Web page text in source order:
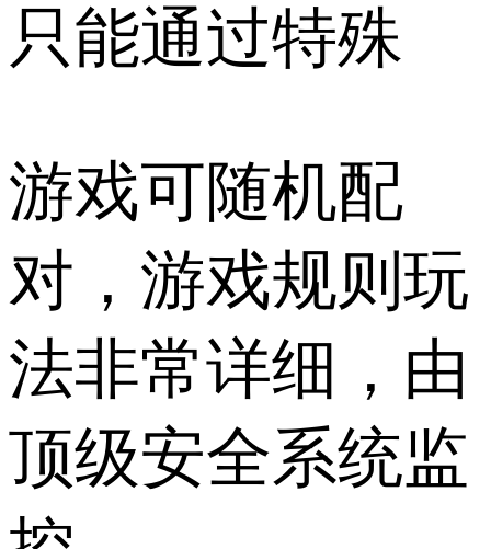
只能通过特殊
游戏可随机配
对，游戏规则玩
法非常详细，由
顶级安全系统监